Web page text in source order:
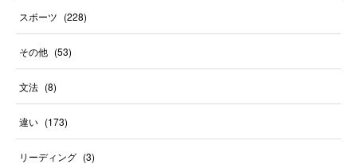
スポーツ (228)
その他 (53)
文法 (8)
違い (173)
リーディング (3)